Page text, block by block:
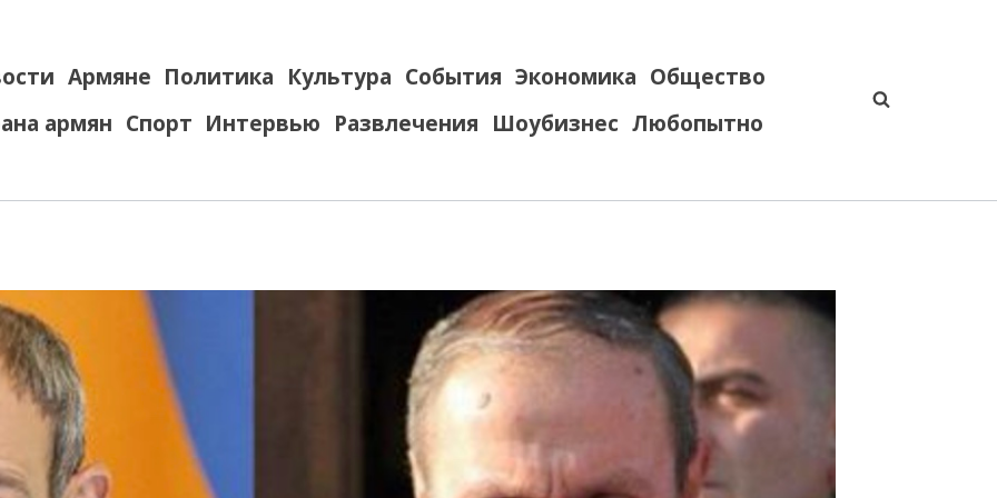
Армяне Политика Культура События Экономика Общество
армян Спорт Интервью Развлечения Шоубизнес Любопытно